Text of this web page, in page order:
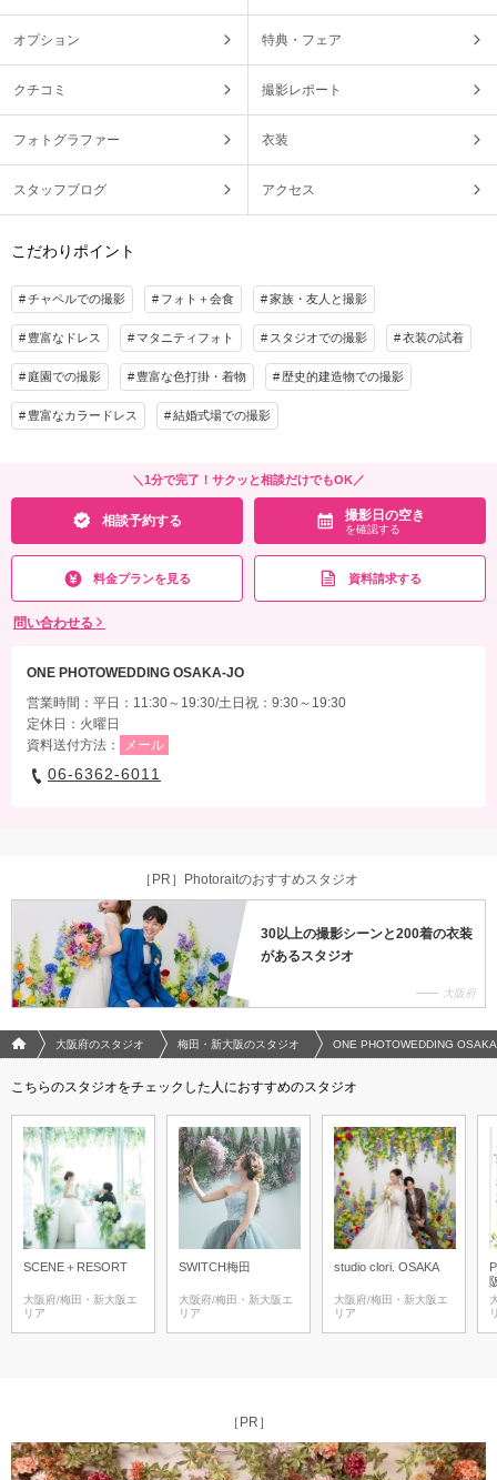
オプション 特典・フェア
クチコミ 撮影レポート
フォトグラファー 衣装
スタッフブログ アクセス
こだわりポイント
チャペルでの撮影 フォト＋会食 家族・友人と撮影
豊富なドレス マタニティフォト スタジオでの撮影 衣装の試着
庭園での撮影 豊富な色打掛・着物 歴史的建造物での撮影
豊富なカラードレス 結婚式場での撮影
＼1分で完了！サクッと相談だけでもOK／
相談予約する 撮影日の空き
を確認する
料金プランを見る 資料請求する
問い合わせる
ONE PHOTOWEDDING OSAKA-JO
営業時間：平日：11:30～19:30/土日祝：9:30～19:30
定休日：火曜日
資料送付方法：
メール
06-6362-6011
［PR］Photoraitのおすすめスタジオ
30以上の撮影シーンと200着の衣装
があるスタジオ
大阪府
フォトウエディング/結婚写真のPhotorait ホーム
大阪府のスタジオ 梅田・新大阪のスタジオ ONE PHOTOWEDDING
こちらのスタジオをチェックした人におすすめのスタジオ
SCENE＋RESORT
大阪府/梅田・新大阪エ
リア
SWITCH梅田
大阪府/梅田・新大阪エ
リア
studio clori. OSAKA
大阪府/梅田・新大阪エ
リア
［PR］